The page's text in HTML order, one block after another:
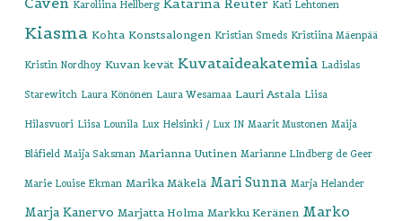
Karoliina Hellberg Katarina Reuter Kati Lehtonen
Kiasma Kohta Konstsalongen Kristian Smeds Kristiina Mäenpää
Kristin Nordhoy Kuvan kevät Kuvataideakatemia Ladislas
Starewitch Laura Könönen Laura Wesamaa Lauri Astala Liisa
Hilasvuori Liisa Lounila Lux Helsinki / Lux IN Maarit Mustonen Maija
Blåfield Maija Saksman Marianna Uutinen Marianne LIndberg de Geer
Marie Louise Ekman Marika Mäkelä Mari Sunna Marja Helander
Marja Kanervo Marjatta Holma Markku Keränen Marko